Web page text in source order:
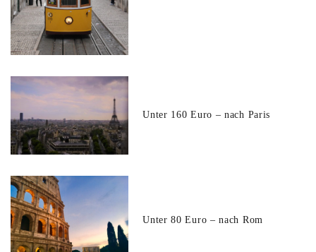
Unter 160 Euro – nach Paris
Unter 80 Euro – nach Rom